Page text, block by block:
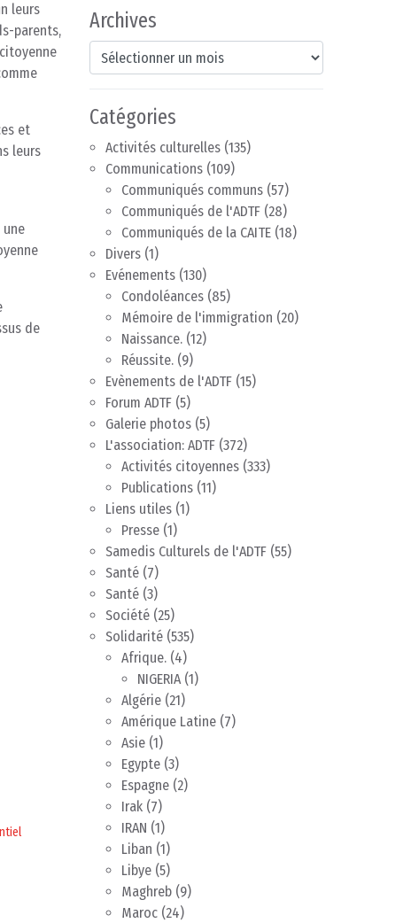
leurs
parents,
et
leurs
de
Archives
Archives
Catégories
Activités culturelles (135)
Communications (109)
Communiqués communs (57)
Communiqués de l'ADTF (28)
Communiqués de la CAITE (18)
Divers (1)
Evénements (130)
Condoléances (85)
Mémoire de l'immigration (20)
Naissance. (12)
Réussite. (9)
Evènements de l'ADTF (15)
Forum ADTF (5)
Galerie photos (5)
L'association: ADTF (372)
Activités citoyennes (333)
Publications (11)
Liens utiles (1)
Presse (1)
Samedis Culturels de l'ADTF (55)
Santé (7)
Santé (3)
Société (25)
Solidarité (535)
Afrique. (4)
NIGERIA(1)
Algérie (21)
Amérique Latine (7)
Asie (1)
Egypte (3)
Espagne (2)
Irak (7)
IRAN (1)
Liban (1)
Libye (5)
Maghreb (9)
Maroc (24)